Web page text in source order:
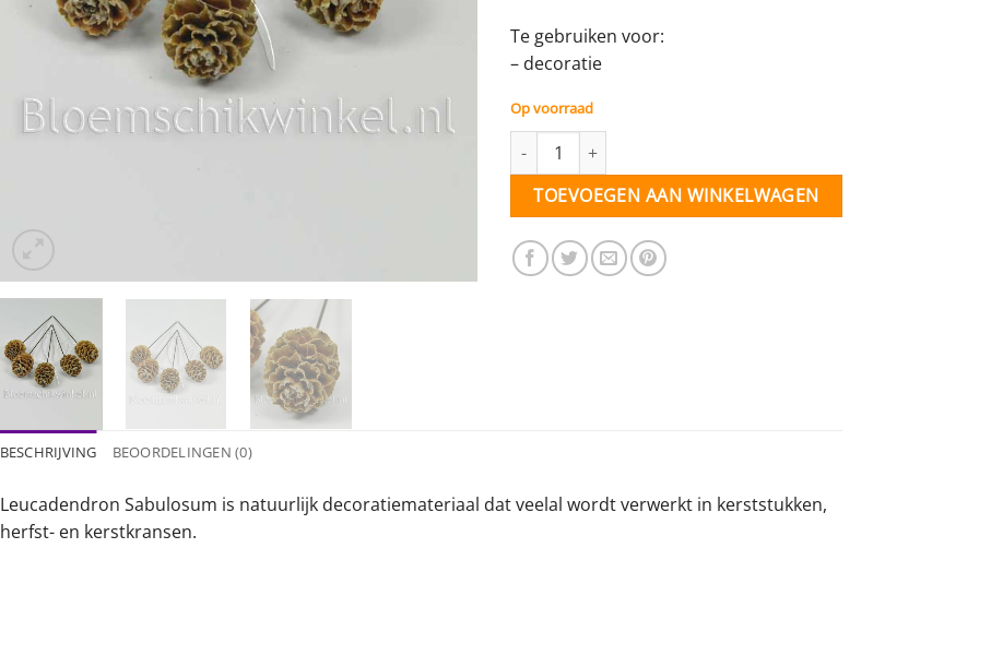
Te gebruiken voor:
– decoratie
Op voorraad
Leucadendron Sabulosum Naturel op draad - 5 stuks aantal
TOEVOEGEN AAN WINKELWAGEN
BESCHRIJVING BEOORDELINGEN (0)
Leucadendron Sabulosum is natuurlijk decoratiemateriaal dat veelal wordt verwerkt in kerststukken,
herfst- en kerstkransen.